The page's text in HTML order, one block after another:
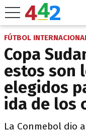
FÚTBOL
Copa
estos son
elegidos
ida de los
La Conmebol dio